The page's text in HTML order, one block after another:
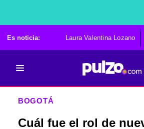
Es noticia: Laura Valentina Lozano
BOGOTÁ
Cuál fue el rol de